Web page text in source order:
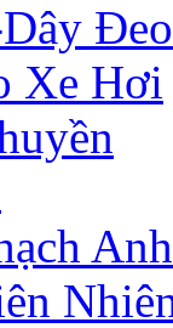
Đeo
Xe Hơi
Anh